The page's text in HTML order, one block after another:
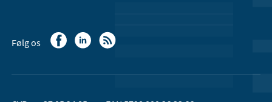
Følg os